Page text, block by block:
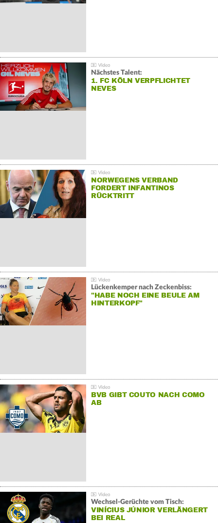
Nächstes Talent:
1. FC KÖLN VERPFLICHTET
NEVES
NORWEGENS VERBAND
FORDERT INFANTINOS
RÜCKTRITT
Lückenkemper nach Zeckenbiss:
"HABE NOCH EINE BEULE AM
HINTERKOPF"
BVB GIBT COUTO NACH COMO
AB
Wechsel-Gerüchte vom Tisch:
VINÍCIUS JÚNIOR VERLÄNGERT
BEI REAL